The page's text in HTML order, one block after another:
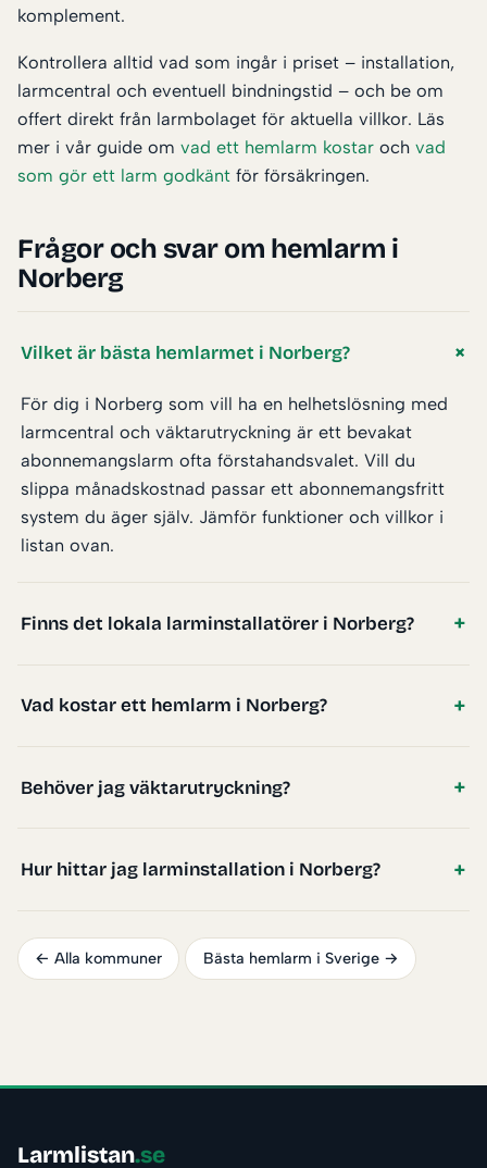
komplement.
Kontrollera alltid vad som ingår i priset – installation,
larmcentral och eventuell bindningstid – och be om
offert direkt från larmbolaget för aktuella villkor. Läs
mer i vår guide om vad ett hemlarm kostar och vad
som gör ett larm godkänt för försäkringen.
Frågor och svar om hemlarm i
Norberg
Vilket är bästa hemlarmet i Norberg?
För dig i Norberg som vill ha en helhetslösning med
larmcentral och väktarutryckning är ett bevakat
abonnemangslarm ofta förstahandsvalet. Vill du
slippa månadskostnad passar ett abonnemangsfritt
system du äger själv. Jämför funktioner och villkor i
listan ovan.
Finns det lokala larminstallatörer i Norberg?
Vad kostar ett hemlarm i Norberg?
Behöver jag väktarutryckning?
Hur hittar jag larminstallation i Norberg?
← Alla kommuner Bästa hemlarm i Sverige →
Larmlistan.se